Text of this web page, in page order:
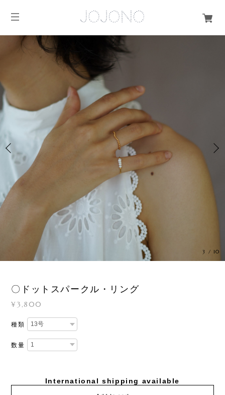
3 / 10
〇ドットスパークル・リング
¥3,800
種類
数量
International shipping available